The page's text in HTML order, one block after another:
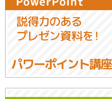
パワーポイント講座